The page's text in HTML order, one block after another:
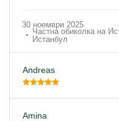
30 ноември 2025
Частна обиколка на
Истанбул
Andreas
Amina